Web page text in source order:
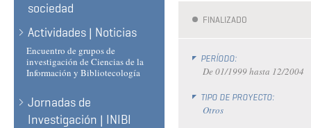
sociedad
Actividades | Noticias
Encuentro de grupos de
investigación de Ciencias de la
Información y Bibliotecología
Jornadas de
Investigación | INIBI
FINALIZADO
PERÍODO:
De 01/1999hasta 12/2004
TIPO DE PROYECTO:
Otros